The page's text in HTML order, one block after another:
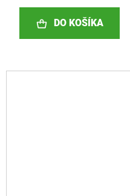
DO KOŠÍKA